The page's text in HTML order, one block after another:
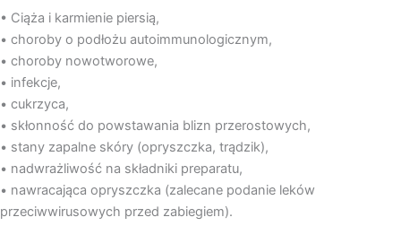
• Ciąża i karmienie piersią,
• choroby o podłożu autoimmunologicznym,
• choroby nowotworowe,
• infekcje,
• cukrzyca,
• skłonność do powstawania blizn przerostowych,
• stany zapalne skóry (opryszczka, trądzik),
• nadwrażliwość na składniki preparatu,
• nawracająca opryszczka (zalecane podanie leków
przeciwwirusowych przed zabiegiem).